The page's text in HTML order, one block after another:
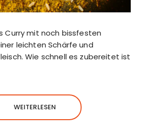
Curry mit noch bissfesten
leichten Schärfe und
Wie schnell es zubereitet ist
WEITERLESEN